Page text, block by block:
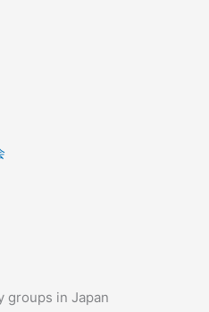
groups in Japan